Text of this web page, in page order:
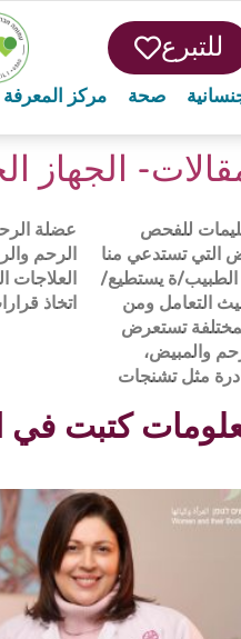
للتبرع
صحة مركز
الجهاز
للفحص
التي تستدعي منا
الطبيب/ة يستطيع/
التعامل ومن
تستعرض
والمبيض،
مثل تشنجات
وعنق
وتشكيلة من
شريكات فعالات في
اتخاذ
كتبت في